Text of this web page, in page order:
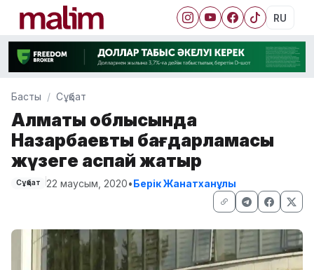
RU
Басты Сұқбат
Алматы облысында
Назарбаевтың бағдарламасы
жүзеге аспай жатыр
Сұқбат 22 маусым, 2020•Берік Жанатханұлы